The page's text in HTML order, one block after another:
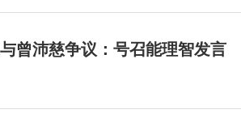
曾沛慈争议：号召能理智发言